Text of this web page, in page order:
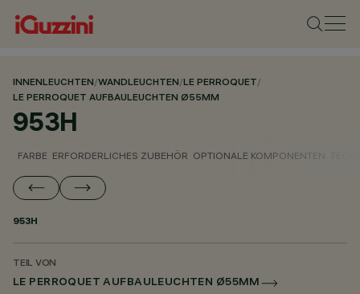
INNENLEUCHTEN/WANDLEUCHTEN/LE PERROQUET/
LE PERROQUET AUFBAULEUCHTEN Ø55MM
953H
FARBE ERFORDERLICHES ZUBEHÖR OPTIONALE KOMPONENTEN
953H
TEIL VON
LE PERROQUET AUFBAULEUCHTEN Ø55MM